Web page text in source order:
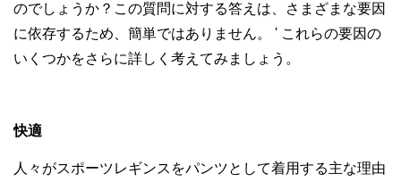
のでしょうか？この質問に対する答えは、さまざまな要因
に依存するため、簡単ではありません。 ' これらの要因の
いくつかをさらに詳しく考えてみましょう。
快適
人々がスポーツレギンスをパンツとして着用する主な理由